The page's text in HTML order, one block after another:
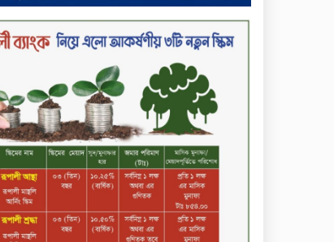
জীবননগর সীমান্ত দিয়ে ভারতে
অবৈধ অনুপ্রবেশের সময় ৮
বাংলাদেশি নারী আটক
মাধবপুর গৃহবধূর ঝুলন্ত মরদেহ
উদ্ধার করছে পুলিশ
চ্যানেল আইয়ের ‘আমরাই
বাংলাদেশ’ টকশোতে সাইফুল
ইসলাম সোহেল ও চিত্রনায়ক ডিএ
তায়েব
টাঙ্গাইলে নিহত বাস মালিকদের
পরিবারকে অনুদান ও সম্মাননা